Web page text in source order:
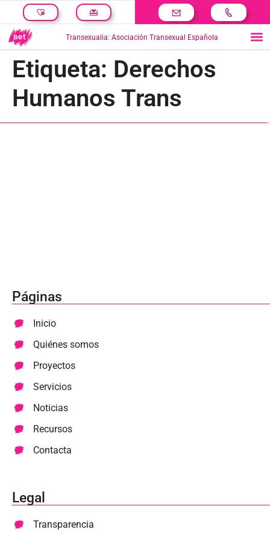
Transexualia: Asociación Transexual Española
Etiqueta: Derechos
Humanos Trans
Páginas
Inicio
Quiénes somos
Proyectos
Servicios
Noticias
Recursos
Contacta
Legal
Transparencia